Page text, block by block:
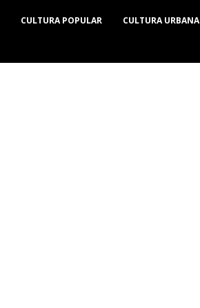
CULTURA POPULAR CULTURA URBANA